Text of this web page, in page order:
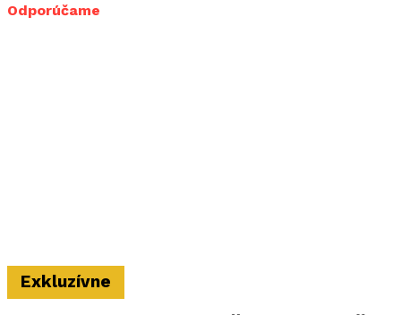
Odporúčame
Exkluzívne